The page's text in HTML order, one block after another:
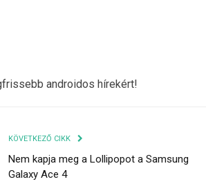
androidos hírekért!
KÖVETKEZŐ CIKK
Nem kapja meg a Lollipopot a Samsung
Galaxy Ace 4